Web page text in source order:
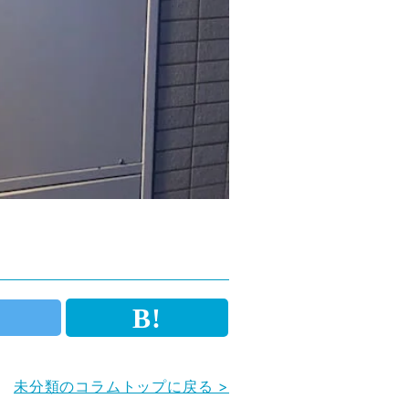
未分類のコラムトップに戻る >